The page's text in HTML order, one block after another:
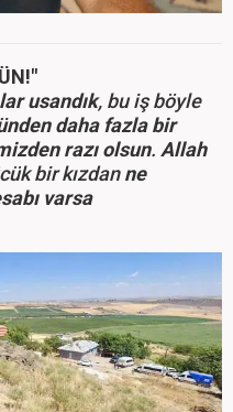
usandık, bu iş böyle
daha fazla bir
razı olsun. Allah
bir kızdanne
varsa